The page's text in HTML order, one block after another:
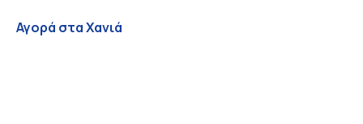
Αγορά στα Χανιά